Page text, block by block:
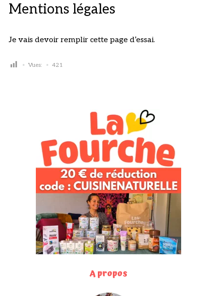
Mentions légales
Je vais devoir remplir cette page d’essai.
Vues: 421
A propos